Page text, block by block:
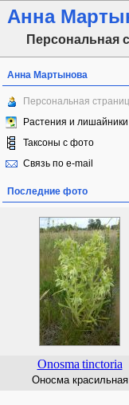
Анна
Персональная
Анна Мартынова
Персональная
Растения и лишайники
Таксоны с фото
Связь по e-mail
Последние фото
Onosma tinctoria
Оносма красильная